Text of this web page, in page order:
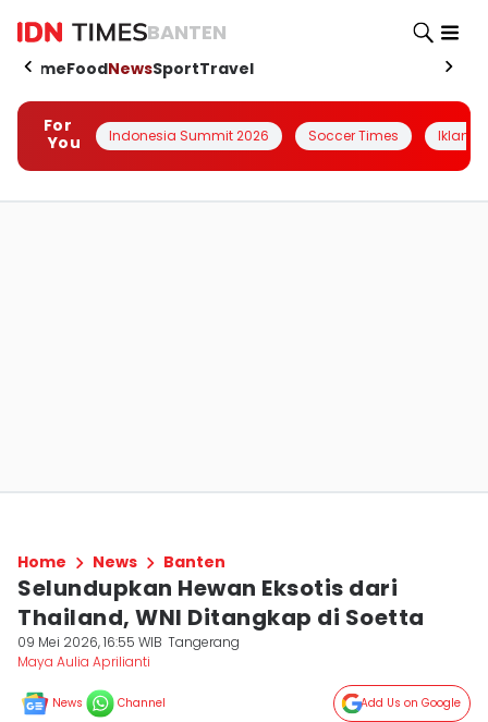
BANTEN
HomeFoodNewsSportTravel
For
You
Indonesia Summit 2026 Soccer Times Iklanin
Home News Banten
Selundupkan Hewan Eksotis dari
Thailand, WNI Ditangkap di Soetta
09 Mei 2026, 16:55 WIB Tangerang
Maya Aulia Aprilianti
News Channel Add Us on Google